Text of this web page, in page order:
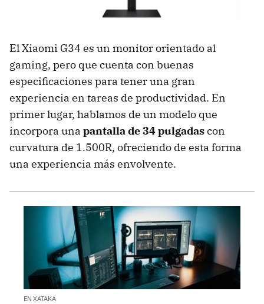
El Xiaomi G34 es un monitor orientado al
gaming, pero que cuenta con buenas
especificaciones para tener una gran
experiencia en tareas de productividad. En
primer lugar, hablamos de un modelo que
incorpora una pantalla de 34 pulgadascon
curvatura de 1.500R, ofreciendo de esta forma
una experiencia más envolvente.
EN XATAKA